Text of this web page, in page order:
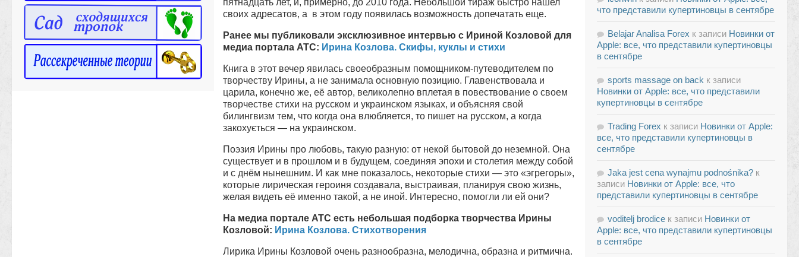
своих адресатов, а в этом году появилась возможность допечатать еще.
Ранее мы публиковали эксклюзивное интервью с Ириной Козловой для
медиа портала АТС: Ирина Козлова. Скифы, куклы и стихи
Книга в этот вечер явилась своеобразным помощником-путеводителем по
творчеству Ирины, а не занимала основную позицию. Главенствовала и
царила, конечно же, её автор, великолепно вплетая в повествование о своем
творчестве стихи на русском и украинском языках, и объясняя свой
билингвизм тем, что когда она влюбляется, то пишет на русском, а когда
закохується — на украинском.
Поэзия Ирины про любовь, такую разную: от некой бытовой до неземной. Она
существует и в прошлом и в будущем, соединяя эпохи и столетия между собой
и с днём нынешним. И как мне показалось, некоторые стихи — это «эгрегоры»,
которые лирическая героиня создавала, выстраивая, планируя свою жизнь,
желая видеть её именно такой, а не иной. Интересно, помогли ли ей они?
На медиа портале АТС есть небольшая подборка творчества Ирины
Козловой: Ирина Козлова. Стихотворения
Лирика Ирины Козловой очень разнообразна, мелодична, образна и ритмична.
что представили купертиновцы в сентябре
Belajar Analisa Forex к записи Новинки от
Apple: все, что представили купертиновцы
в сентябре
sports massage on back к записи
Новинки от Apple: все, что представили
купертиновцы в сентябре
Trading Forex к записи Новинки от Apple:
все, что представили купертиновцы в
сентябре
Jaka jest cena wynajmu podnośnika? к
записи Новинки от Apple: все, что
представили купертиновцы в сентябре
voditelj brodice к записи Новинки от
Apple: все, что представили купертиновцы
в сентябре